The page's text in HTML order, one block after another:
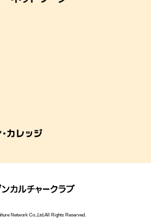
Network Co.,Ltd.All Rights Reserved.